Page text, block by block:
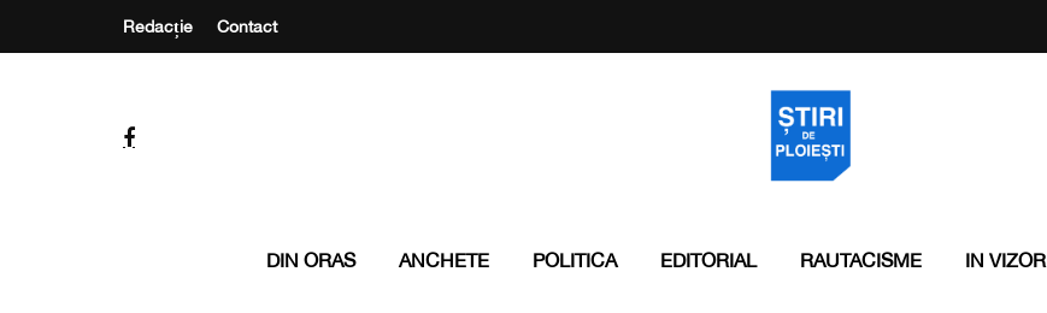
Redacție Contact
DIN ORAS ANCHETE POLITICA EDITORIAL RAUTACISME IN VIZOR